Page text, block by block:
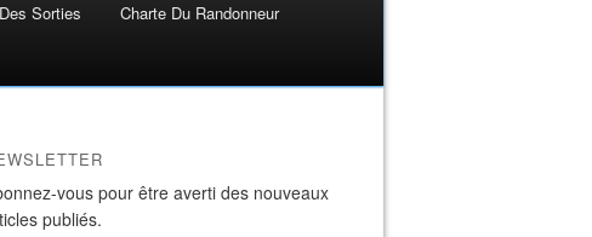
Sorties Charte Du Randonneur
vous pour être averti des nouveaux
publiés.